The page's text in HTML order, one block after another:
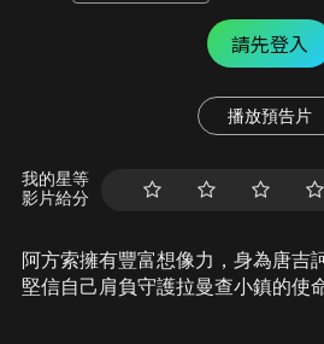
請先登入
播放預告片
我的星等
影片給分
阿方索擁有豐富想像力，身為唐吉
堅信自己肩負守護拉曼查小鎮的使